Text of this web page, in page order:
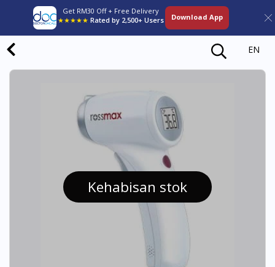
Get RM30 Off + Free Delivery
★★★★★ Rated by 2,500+ Users Download App
EN
Kehabisan stok